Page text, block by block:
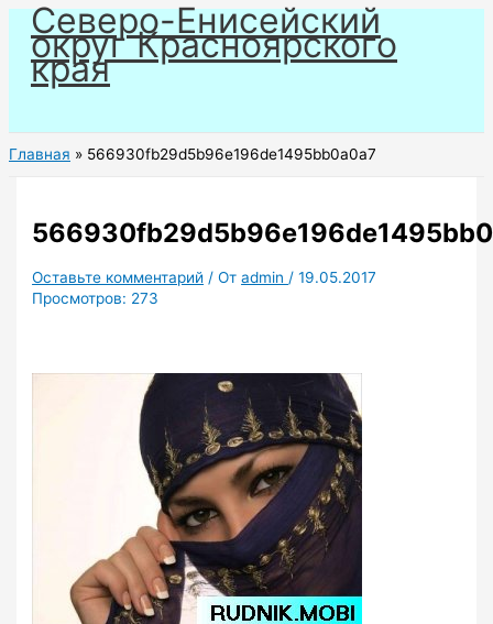
Перейти
содержимому
Северо-Енисейский
округ Красноярского
края
Главная 566930fb29d5b96e196de1495bb0a0a7
Оставьте комментарий / Отadmin /19.05.2017
Просмотров: 273